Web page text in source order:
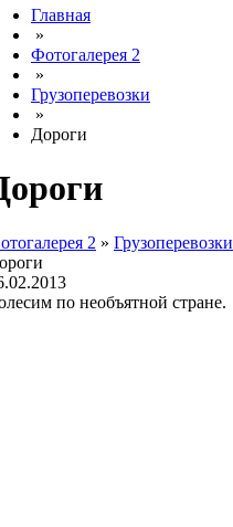
Главная
»
Фотогалерея 2
»
Грузоперевозки
»
Дороги
2 » Грузоперевозки
по необъятной стране.